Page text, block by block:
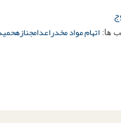
ها: اتهام مواد مخدراعدامجنازه